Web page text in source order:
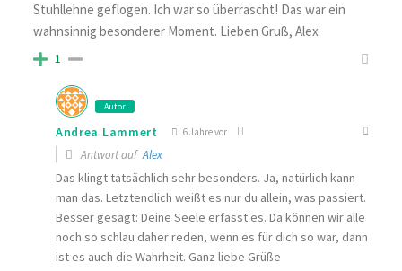
Stuhllehne geflogen. Ich war so überrascht! Das war ein
wahnsinnig besonderer Moment. Lieben Gruß, Alex
1
Autor
Andrea Lammert 6 Jahre vor
Antwort aufAlex
Das klingt tatsächlich sehr besonders. Ja, natürlich kann
man das. Letztendlich weißt es nur du allein, was passiert.
Besser gesagt: Deine Seele erfasst es. Da können wir alle
noch so schlau daher reden, wenn es für dich so war, dann
ist es auch die Wahrheit. Ganz liebe Grüße